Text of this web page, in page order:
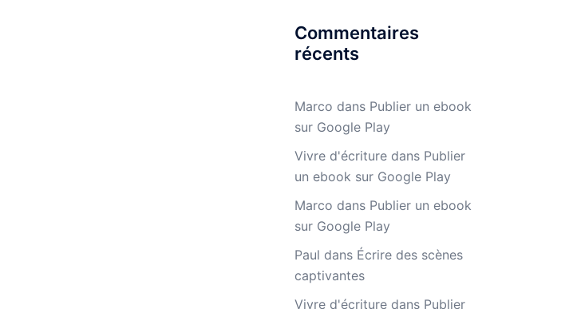
Commentaires
récents
Marco dans Publier un ebook
sur Google Play
Vivre d'écrituredans Publier
un ebook sur Google Play
Marco dans Publier un ebook
sur Google Play
Paul dans Écrire des scènes
captivantes
Vivre d'écrituredans Publier